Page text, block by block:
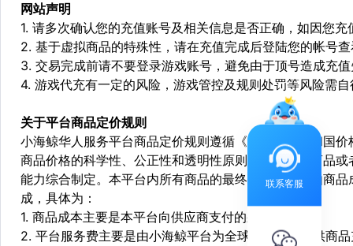
网站声明
1. 请多次确认您的充值账号及相关信息是否正确，如因您
2. 基于虚拟商品的特殊性，请在充值完成后登陆您的帐号
3. 交易完成前请不要登录游戏账号，避免由于顶号造成充
4. 游戏代充有一定的风险，游戏管控及规则处罚等风险需
关于平台商品定价规则
小海鲸华人服务平台商品定价规则遵循《中华人民共和国
商品价格的科学性、公正性和透明性原则，依据相关商品
能力综合制定。本平台内所有商品的最终销售价格均由商
成，具体为：
1. 商品成本主要是本平台向供应商支付的采购成本；
2. 平台服务费主要是由小海鲸平台为全球华人用户提供商
联系客服